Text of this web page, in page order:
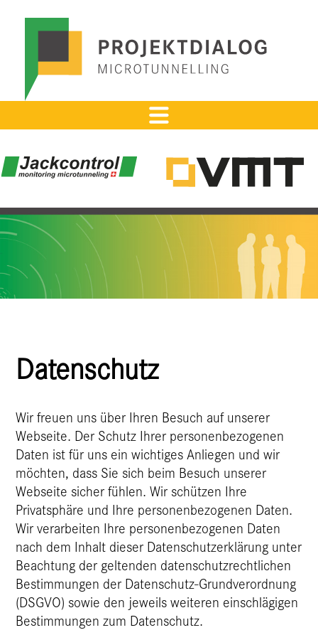
Datenschutz
Wir freuen uns über Ihren Besuch auf unserer
Webseite. Der Schutz Ihrer personenbezogenen
Daten ist für uns ein wichtiges Anliegen und wir
möchten, dass Sie sich beim Besuch unserer
Webseite sicher fühlen. Wir schützen Ihre
Privatsphäre und Ihre personenbezogenen Daten.
Wir verarbeiten Ihre personenbezogenen Daten
nach dem Inhalt dieser Datenschutzerklärung unter
Beachtung der geltenden datenschutzrechtlichen
Bestimmungen der Datenschutz-Grundverordnung
(DSGVO) sowie den jeweils weiteren einschlägigen
Bestimmungen zum Datenschutz.